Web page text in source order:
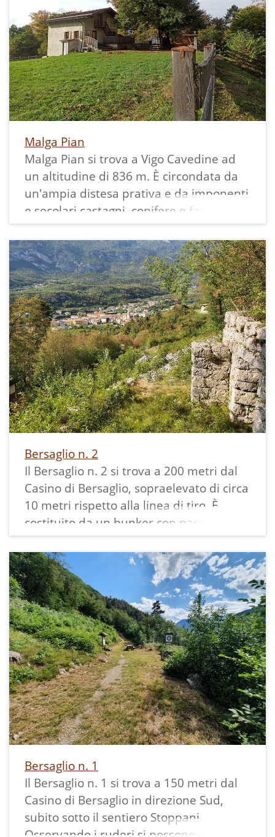
Malga Pian
Malga Pian si trova a Vigo Cavedine ad
un altitudine di 836 m. È circondata da
un'ampia distesa prativa e da imponenti
e secolari castagni, conifere e faggi. La
malga, ristrutturata, serve ora come
rustico d'abitazione ed è di proprietà
della Vicinia Donego, dal monte e dalla
selva omonimi, esempio antico di
gestione collettiva del territorio.
Bersaglio n. 2
Il Bersaglio n. 2 si trova a 200 metri dal
Casino di Bersaglio, sopraelevato di circa
10 metri rispetto alla linea di tiro. È
costituito da un bunker con pareti in
parte in roccia ed in parte in pietra
scolpita. coperto da un avvolto in tufo
con foro centrale per l'esposizione della
bandiera che segnalava la sospensione
dei tiri.
Accanto è stato posto un bersaglio
mentre il pannello illustrativo, con
maggiori dati tecnici, è stato messo a
fianco del sentiero Stoppani, nel punto
in cui parte la traccia per raggiungerlo
pochi metri sopra.
---
Bibliografia:
Bersaglio n. 1
Il Bersaglio n. 1 si trova a 150 metri dal
Casino di Bersaglio in direzione Sud,
subito sotto il sentiero Stoppani.